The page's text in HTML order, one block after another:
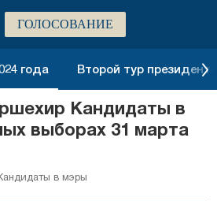
ГОЛОСОВАНИЕ
года Второй тур
Кандидаты в
выборах 31 марта
в мэры